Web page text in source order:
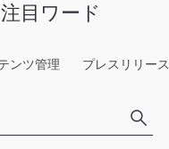
注目ワード
ンツ管理 プレスリリース